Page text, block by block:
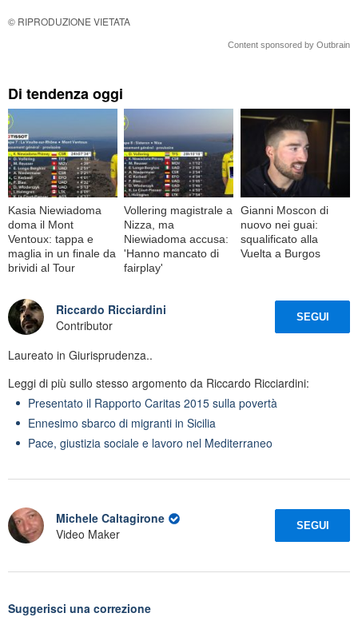
© RIPRODUZIONE VIETATA
Content sponsored by Outbrain
Di tendenza oggi
Kasia Niewiadoma
doma il Mont
Ventoux: tappa e
maglia in un finale da
brividi al Tour
Vollering magistrale a
Nizza, ma
Niewiadoma accusa:
'Hanno mancato di
fairplay'
Gianni Moscon di
nuovo nei guai:
squalificato alla
Vuelta a Burgos
Riccardo Ricciardini
Contributor
SEGUI
Laureato in Giurisprudenza..
Leggi di più sullo stesso argomento da Riccardo Ricciardini:
Presentato il Rapporto Caritas 2015 sulla povertà
Ennesimo sbarco di migranti in Sicilia
Pace, giustizia sociale e lavoro nel Mediterraneo
Michele Caltagirone
Video Maker
SEGUI
Suggerisci una correzione